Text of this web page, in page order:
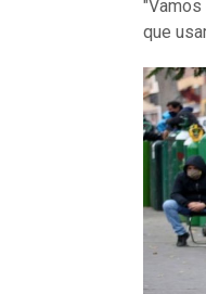
que